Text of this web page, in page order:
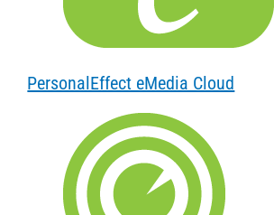
PersonalEffect eMedia Cloud